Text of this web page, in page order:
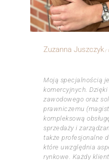
Zuzanna Juszczyk
Moją specjalnością
komercyjnych.
zawodowego oraz
prawniczemu
kompleksową
sprzedaży i
także profesjonalne
które uwzględnia
rynkowe. Każdy